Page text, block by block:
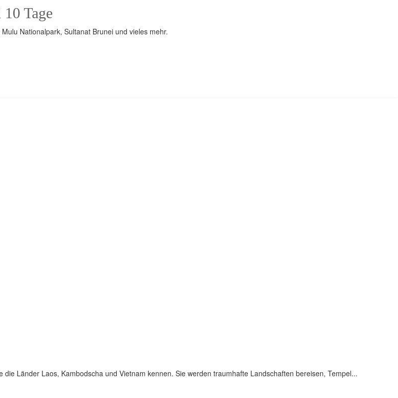
Tage
Nationalpark, Sultanat Brunei und vieles mehr.
Länder Laos, Kambodscha und Vietnam kennen. Sie werden traumhafte Landschaften bereisen, Tempel...